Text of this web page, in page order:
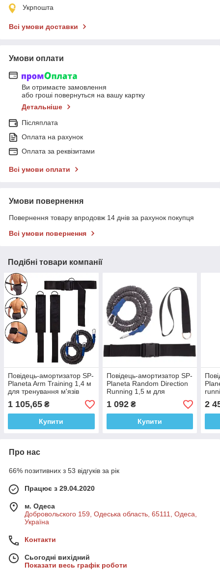
Укрпошта
Всі умови доставки
Умови оплати
Ви отримаєте замовлення
або гроші повернуться на вашу картку
Детальніше
Післяплата
Оплата на рахунок
Оплата за реквізитами
Всі умови оплати
Умови повернення
Повернення товару впродовж 14 днів за рахунок покупця
Всі умови повернення
Подібні товари компанії
Повідець-амортизатор SP-
Planeta Arm Training 1,4 м
для тренування м'язів
1 105,65 ₴
Купити
Повідець-амортизатор SP-
Planeta Random Direction
Running 1,5 м для
тренування м'язів
1 092₴
Купити
2
Про нас
66% позитивних з 53 відгуків за рік
Працює з 29.04.2020
м. Одеса
Добровольского 159, Одеська область, 65111, Одеса,
Україна
Контакти
Сьогодні вихідний
Показати весь графік роботи